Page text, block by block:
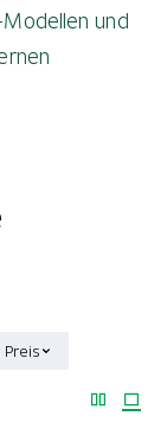
und
Preis